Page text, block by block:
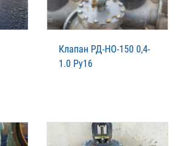
Клапан РД-НО-150 0,4-
1.0 Ру16